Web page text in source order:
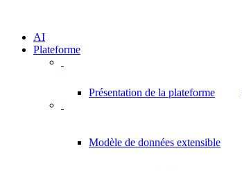
AI
Plateforme
Présentation de la plateforme
Modèle de données extensible